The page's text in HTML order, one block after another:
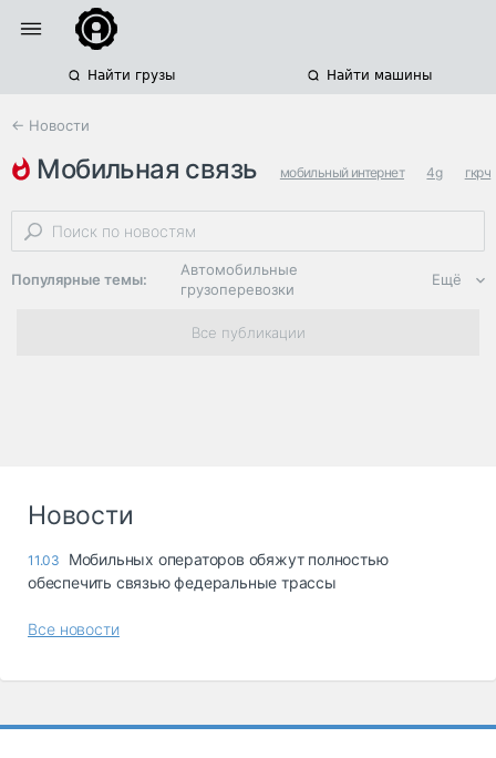
Найти грузы Найти машины
← Новости
мобильная связь мобильный интернет 4g гкрч
Популярные темы:
Автомобильные
грузоперевозки
Региональная
логистика
опасные грузы
грузовые
Ещё
Все публикации
Новости
11.03
Мобильных операторов обяжут полностью
обеспечить связью федеральные трассы
Все новости